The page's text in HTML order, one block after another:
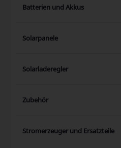
Batterien und Akkus
Solarpanele
Solarladeregler
Zubehör
Stromerzeuger und Ersatzteile